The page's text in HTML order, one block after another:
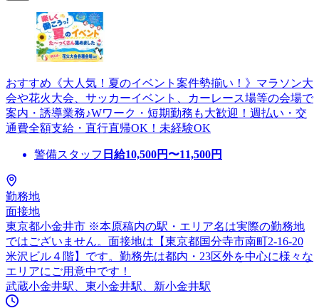
おすすめ《大人気！夏のイベント案件勢揃い！》マラソン大
会や花火大会、サッカーイベント、カーレース場等の会場で
案内・誘導業務♪Wワーク・短期勤務も大歓迎！週払い・交
通費全額支給・直行直帰OK！未経験OK
警備スタッフ 日給10,500円〜11,500円
勤務地
面接地
東京都小金井市 ※本原稿内の駅・エリア名は実際の勤務地
ではございません。面接地は【東京都国分寺市南町2-16-20
米沢ビル４階】です。勤務先は都内・23区外を中心に様々な
エリアにご用意中です！
武蔵小金井駅、東小金井駅、新小金井駅